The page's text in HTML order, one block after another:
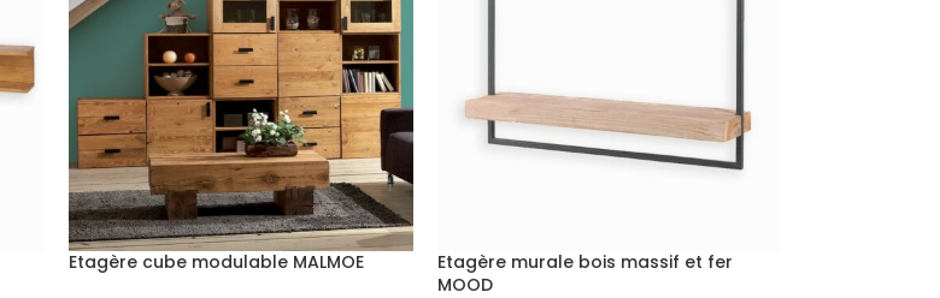
Etagère cube modulable MALMOE
Etagère murale bois massif et fer
MOOD